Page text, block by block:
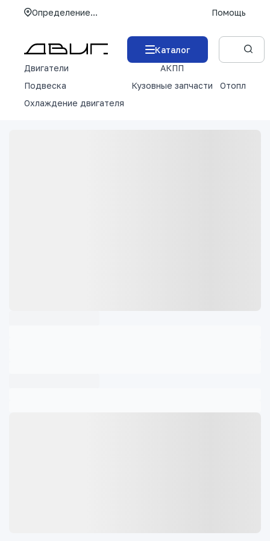
Определение... Помощь
Каталог
Двигатели
АКПП
Подвеска
Кузовные запчасти
Отопление
Охлаждение двигателя